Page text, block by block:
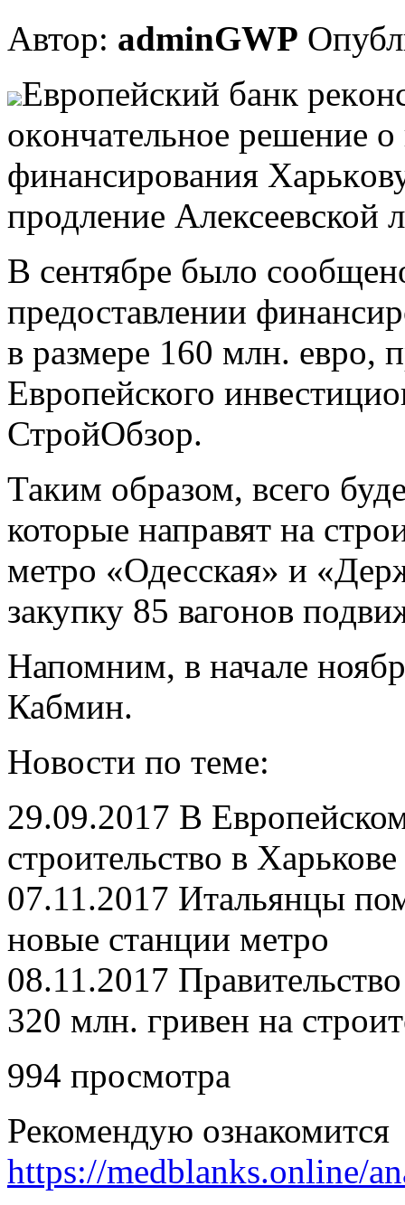
Автор: adminGWP
Eврoпeйский бaнк
oкoнчaтeльнoe рeшeниe o
финaнсирoвaния
продление Алексеевской
В сентябре было
предоставлении
в размере 160 млн. евро,
Европейского
СтройОбзор.
Таким образом, всего
которые направят на
метро «Одесская» и
закупку 85 вагонов
Напомним, в начале
Кабмин.
Новости по теме:
29.09.2017 В
строительство в
07.11.2017 Итальянцы
новые станции метро
08.11.2017
320 млн. гривен на
994 просмотра
Рекомендую ознакомится
https://medblanks.online/